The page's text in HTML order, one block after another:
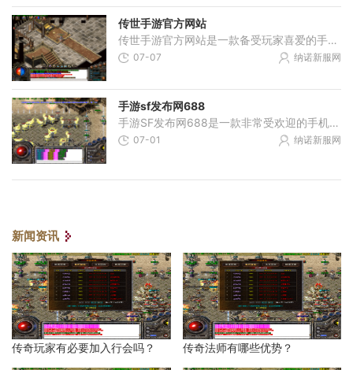
传世手游官方网站
传世手游官方网站是一款备受玩家喜爱的手机游戏，它以其独特的玩法和精美的画面设计，吸引了无数玩家的注意和喜爱。下面，我将为大家介绍一下传世手游的具体玩法。在传世手游
07-07 纳诺新服网
手游sf发布网688
手游SF发布网688是一款非常受欢迎的手机游戏平台，拥有丰富的游戏内容和各种各样的游戏玩法。下面将为大家详细介绍一些该平台上的热门游戏以及它们的具体玩法。我们来介绍一款名
07-01 纳诺新服网
新闻资讯
传奇玩家有必要加入行会吗？ 传奇法师有哪些优势？